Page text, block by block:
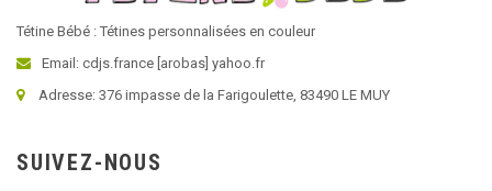
Tétine Bébé : Tétines personnalisées en couleur
Email: cdjs.france [arobas] yahoo.fr
Adresse: 376 impasse de la Farigoulette, 83490 LE MUY
SUIVEZ-NOUS